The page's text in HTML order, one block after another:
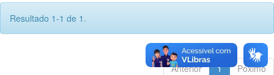
Resultado 1-1 de 1.
Anterior 1 Póximo